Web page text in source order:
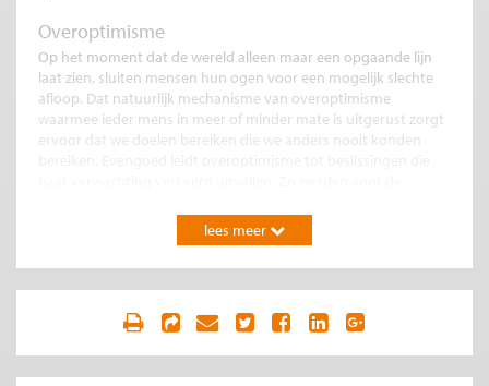
Overoptimisme
Op het moment dat de wereld alleen maar een opgaande lijn
laat zien, sluiten mensen hun ogen voor een mogelijk slechte
afloop. Dat natuurlijk mechanisme van overoptimisme
waarmee ieder mens in meer of minder mate is uitgerust zorgt
ervoor dat we doelen bereiken die we anders nooit konden
100 procent van de onderliggende waarde van de schepen. Op
dat moment ging het Nederland economisch voor de wind en
was een hypotheek van 100 procent makkelijk op te brengen.
zal hier weinig uithalen, tenzij het expliciet verboden is een
lees meer